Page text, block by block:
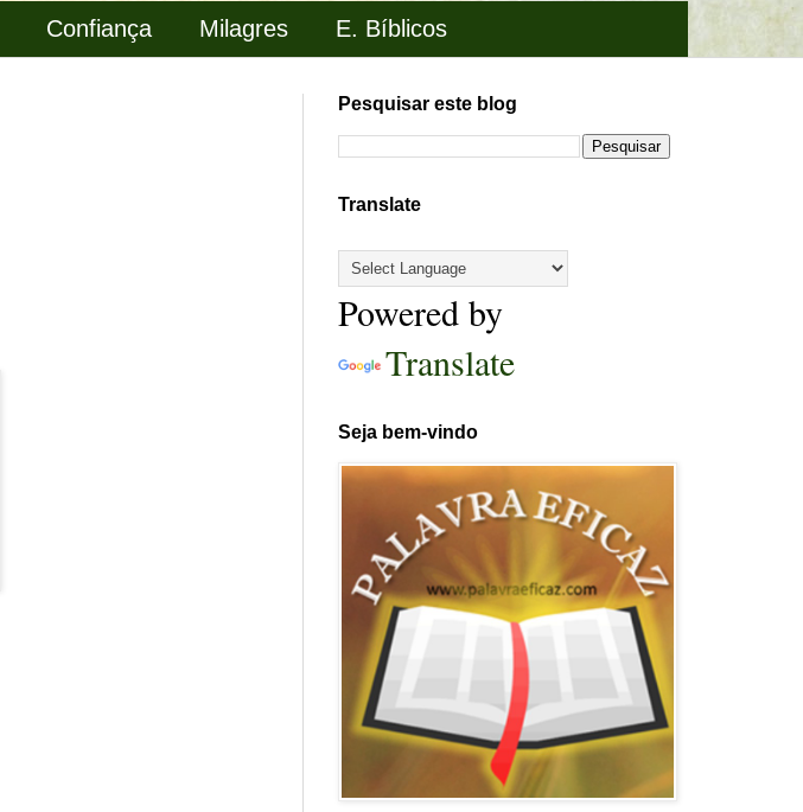
Confiança Milagres E. Bíblicos
Pesquisar este blog
Translate
Powered by
Translate
Seja bem-vindo